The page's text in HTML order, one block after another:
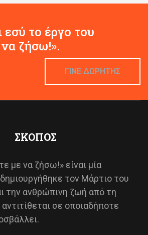
το έργο του
ζήσω!».
ΓΙΝΕ ΔΩΡΗΤΗΣ
ΣΚΟΠΟΣ
με να ζήσω!» είναι μία
τον Μάρτιο του
την ανθρώπινη ζωή από τη
σε οποιαδήποτε